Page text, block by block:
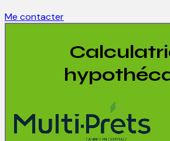
Me contacter